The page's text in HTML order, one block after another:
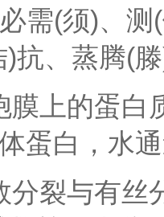
需(须)、
抗、蒸腾(
的蛋白
蛋白，水
与有丝